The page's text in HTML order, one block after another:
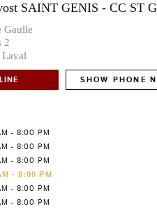
SAINT GENIS - CC ST
Gaulle
2
Laval
SHOW PHONE
- 8:00 PM
- 8:00 PM
- 8:00 PM
- 8:00 PM
- 8:00 PM
- 8:00 PM